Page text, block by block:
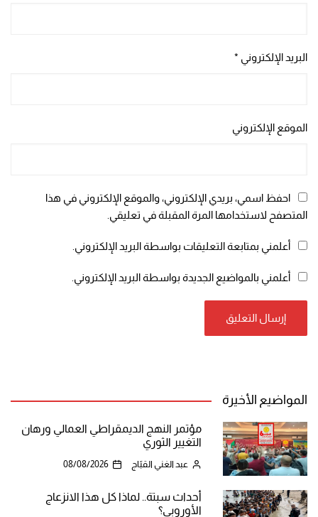
البريد الإلكتروني *
الموقع الإلكتروني
احفظ اسمي، بريدي الإلكتروني، والموقع الإلكتروني في هذا
المتصفح لاستخدامها المرة المقبلة في تعليقي.
أعلمني بمتابعة التعليقات بواسطة البريد الإلكتروني.
أعلمني بالمواضيع الجديدة بواسطة البريد الإلكتروني.
المواضيع الأخيرة
مؤتمر النهج الديمقراطي العمالي ورهان
التغيير الثوري
عبد الغني القبّاج 08/08/2026
أحداث سبتة.. لماذا كل هذا الانزعاج
الأوروبي؟